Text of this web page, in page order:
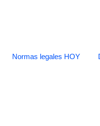
Normas legales HOY